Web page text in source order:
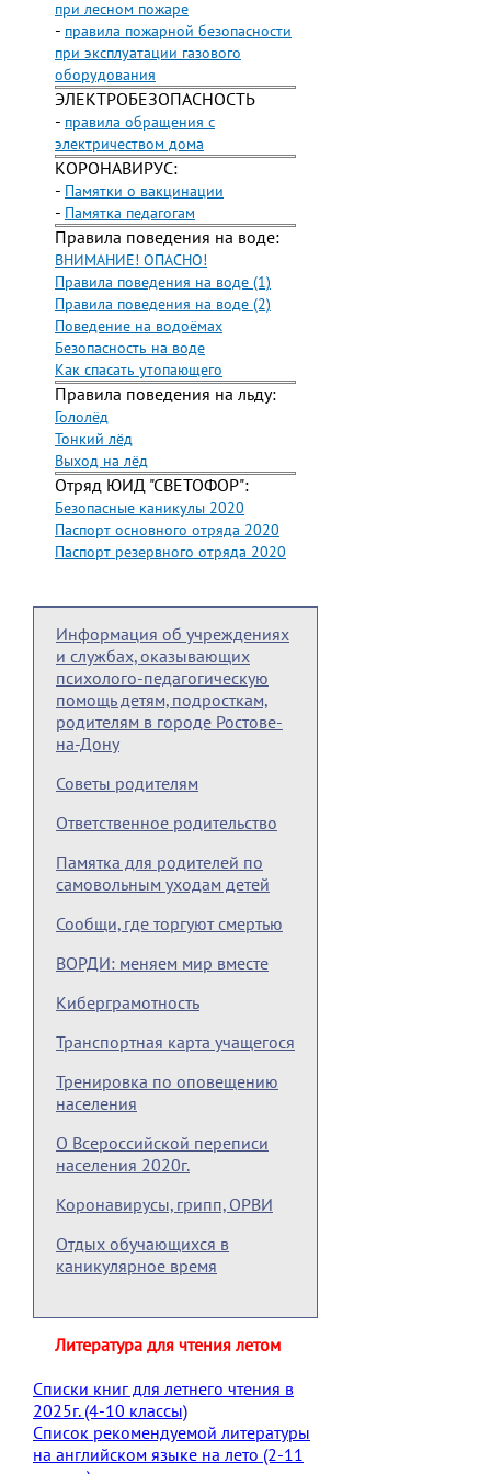
при лесном пожаре
- правила пожарной безопасности
при эксплуатации газового
оборудования
ЭЛЕКТРОБЕЗОПАСНОСТЬ
- правила обращения с
электричеством дома
КОРОНАВИРУС:
- Памятки о вакцинации
- Памятка педагогам
Правила поведения на воде:
ВНИМАНИЕ! ОПАСНО!
Правила поведения на воде (1)
Правила поведения на воде (2)
Поведение на водоёмах
Безопасность на воде
Как спасать утопающего
Правила поведения на льду:
Гололёд
Тонкий лёд
Выход на лёд
Отряд ЮИД "СВЕТОФОР":
Безопасные каникулы 2020
Паспорт основного отряда 2020
Паспорт резервного отряда 2020
Информация об учреждениях
и службах, оказывающих
психолого-педагогическую
помощь детям, подросткам,
родителям в городе Ростове-
на-Дону
Советы родителям
Ответственное родительство
Памятка для родителей по
самовольным уходам детей
Сообщи, где торгуют смертью
ВОРДИ: меняем мир вместе
Киберграмотность
Транспортная карта учащегося
Тренировка по оповещению
населения
О Всероссийской переписи
населения 2020г.
Коронавирусы, грипп, ОРВИ
Отдых обучающихся в
каникулярное время
Литература для чтения летом
Списки книг для летнего чтения в
2025г. (4-10 классы)
Список рекомендуемой литературы
на английском языке на лето (2-11